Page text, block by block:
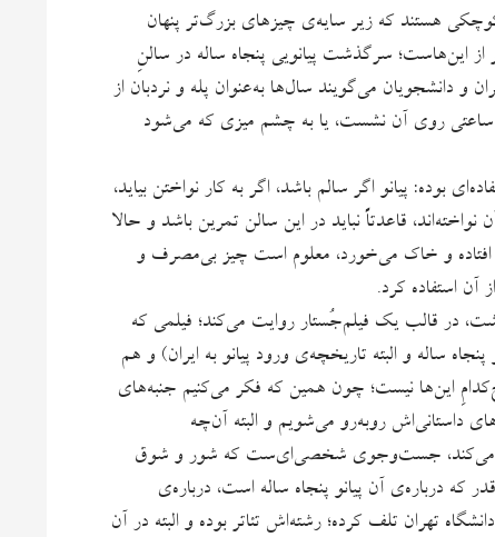
هستند که زیر سایه‌ی چیزهای بزرگ‌تر پنهان
این‌هاست؛ سرگذشت پیانویی پنجاه ساله در سالنِ
و دانشجویان می‌گویند سال‌ها به‌عنوان پله و نردبان از
ساعتی روی آن نشست، یا به چشم میزی که می‌شود
بوده: پیانو اگر سالم باشد، اگر به کار نواختن بیاید،
قاعدتاً نباید در این سالن تمرین باشد و حالا
افتاده و خاک می‌خورد، معلوم است چیز بی‌مصرف و
استفاده کرد.
در قالب یک فیلم‌جُستار روایت می‌کند؛ فیلمی که
ساله و البته تاریخچه‌ی ورود پیانو به ایران) و هم
این‌ها نیست؛ چون همین که فکر می‌کنیم جنبه‌های
داستانی‌اش روبه‌رو می‌شویم و البته آن‌چه
بدل می‌کند، جست‌وجوی شخصی‌ای‌ست که شور و شوق
که درباره‌ی آن پیانو پنجاه ساله است، درباره‌ی
تهران تلف کرده؛ رشته‌اش تئاتر بوده و البته در آن